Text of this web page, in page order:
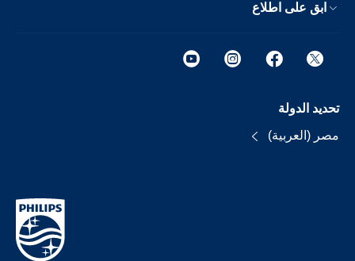
ابق على اطلاع
تحديد الدولة
مصر (العربية)